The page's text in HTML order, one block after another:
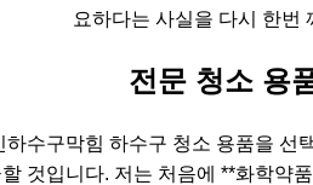
요하다는 사실을 다시 한번
전문 청소 용
하수구막힘 하수구 청소 용품을 선
것입니다. 저는 처음에 **화학약